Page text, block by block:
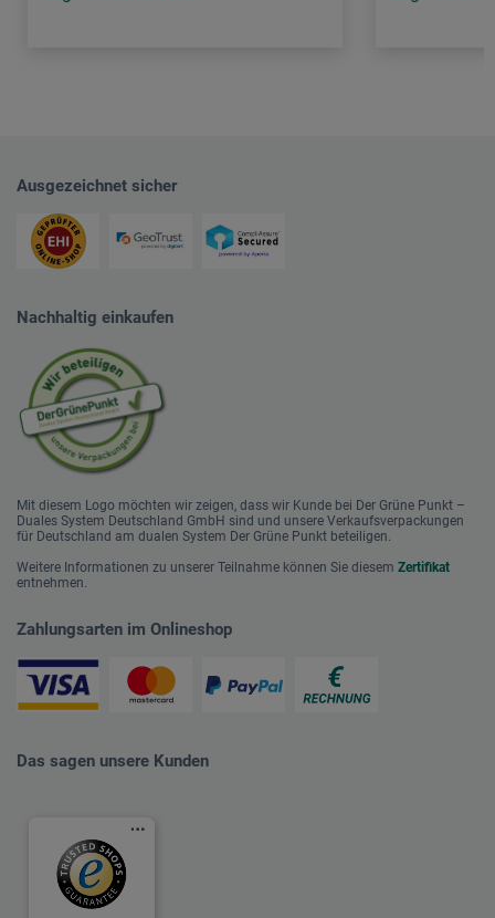
Ausgezeichnet sicher
Nachhaltig einkaufen
Mit diesem Logo möchten wir zeigen, dass wir Kunde bei Der Grüne Punkt –
Duales System Deutschland GmbH sind und unsere Verkaufsverpackungen
für Deutschland am dualen System Der Grüne Punkt beteiligen.
Weitere Informationen zu unserer Teilnahme können Sie diesem Zertifikat
entnehmen.
Zahlungsarten im Onlineshop
Das sagen unsere Kunden